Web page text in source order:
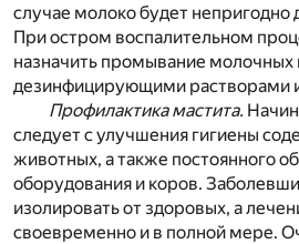
случае молоко будет непригодно
При остром воспалительном
назначить промывание молочных
дезинфицирующими растворами
Профилактика мастита.
следует с улучшения гигиены
животных, а также постоянного
оборудования и коров.
изолировать от здоровых, а
своевременно и в полной мере.